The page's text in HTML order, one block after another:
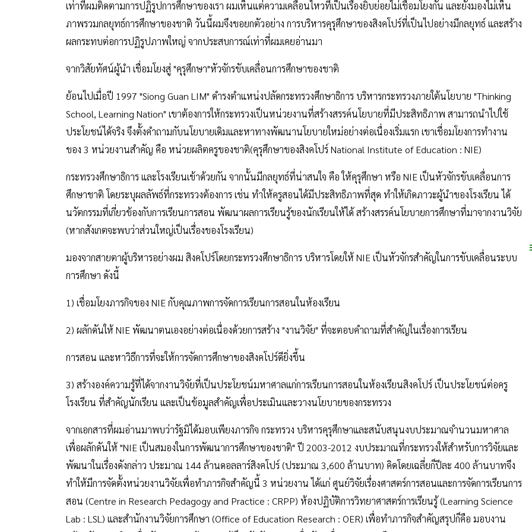
เท่าที่ผมติดตามการปฏิรูปการศึกษาของเรา ผมเห็นแต่ความเคลื่อนไหวที่เป็นเรื่องยิบย่อยไม่เชื่อมโยงกัน และยังมองไม่เห็น
ภาพรวมกลยุทธ์การศึกษาของชาติ วันนี้ผมจึงขอยกตัวอย่าง การบริหารคุรุศึกษาของสิงคโปร์ที่เป็นไปอย่างมีกลยุทธ์ และสร้าง
ผลกระทบต่อการปฏิรูปภาพใหญ่ จากประสบการณ์เท่าที่ผมเคยอ่านมา
จากวิสัยทัศน์ผู้นำ เชื่อมโยงสู่ "คุรุศึกษา"หัวจักรขับเคลื่อนการศึกษาของชาติ
ย้อนไปเมื่อปี 1997 "Siong Guan LIM" ดำรงตำแหน่งปลัดกระทรวงศึกษาธิการ บริหารกระทรวงภายใต้นโยบาย "Thinking
School, Learning Nation" เขาต้องการให้กระทรวงเป็นหน่วยงานที่สร้างสรรค์นโยบายที่มีประสิทธิภาพ สามารถนำไปใช้
ประโยชน์ได้จริง จึงตั้งคำถามกับนโยบายเดิมและหาทางพัฒนานโยบายใหม่อย่างต่อเนื่องเริ่มแรก เขาเชื่อมโยงการทำงาน
ของ 3 หน่วยงานสำคัญ คือ หน่วยผลิตครูของชาติ(คุรุศึกษาของสิงคโปร์ National Institute of Education : NIE)
กระทรวงศึกษาธิการ และโรงเรียนเข้าด้วยกัน จากนั้นมีกลยุทธ์ที่น่าสนใจ คือ ให้คุรุศึกษา หรือ NIE เป็นหัวจักรขับเคลื่อนการ
ศึกษาชาติ โดยระบุผลลัพธ์ที่กระทรวงต้องการ เช่น ทำให้ครูสอนได้มีประสิทธิภาพที่สุด ทำให้เกิดภาวะผู้นำของโรงเรียน ได้
นวัตกรรมที่เกี่ยวข้องกับการเรียนการสอน พัฒนาผลการเรียนรู้ของนักเรียนให้ได้ สร้างสรรค์นโยบายการศึกษาที่มาจากงานวิจัย
(หากสังเกตจะพบว่าส่วนใหญ่เป็นเรื่องของโรงเรียน)
มองจากสายตาผู้บริหารอย่างผม สิงคโปร์โดยกระทรวงศึกษาธิการ บริหารโดยให้ NIE เป็นหัวจักรสำคัญในการขับเคลื่อนระบบ
การศึกษา ดังนี้
1) เชื่อมโยงภารกิจของ NIE กับคุณภาพการจัดการเรียนการสอนในห้องเรียน
2) ผลักดันให้ NIE พัฒนาตนเองอย่างต่อเนื่องด้วยการสร้าง "งานวิจัย" ที่จะตอบคำถามที่สำคัญในเรื่องการเรียน
การสอน และหาวิธีการที่จะให้การจัดการศึกษาของสิงคโปร์ดียิ่งขึ้น
3) สร้างองค์ความรู้ที่ได้จากงานวิจัยที่เป็นประโยชน์มหาศาลแก่การเรียนการสอนในห้องเรียนสิงคโปร์ เป็นประโยชน์ต่อครู
โรงเรียน ที่สำคัญนักเรียน และเป็นข้อมูลสำคัญเพื่อประเมินและวางนโยบายของกระทรวง
จากเอกสารที่ผมอ่านมาพบว่ารัฐมิได้มอบเพียงภารกิจ กระทรวง บริหารคุรุศึกษาและสนับสนุนงบประมาณจำนวนมหาศาล
เพื่อผลักดันให้ "NIE เป็นสมองในการพัฒนาการศึกษาของชาติ" ปี 2003-2012 งบประมาณที่กระทรวงให้สำหรับการวิจัยและ
พัฒนาในเรื่องดังกล่าว ประมาณ 144 ล้านดอลลาร์สิงคโปร์ (ประมาณ 3,600 ล้านบาท) คิดโดยเฉลี่ยก็ปีละ 400 ล้านบาทจึง
ทำให้มีการจัดตั้งหน่วยงานวิจัยเพื่อทำภารกิจสำคัญนี้ 3 หน่วยงาน ได้แก่ ศูนย์วิจัยเรื่องศาสตร์การสอนและการจัดการเรียนการ
สอน (Centre in Research Pedagogy and Practice : CRPP) ห้องปฏิบัติการวิทยาศาสตร์การเรียนรู้ (Learning Science
Lab : LSL) และสำนักงานวิจัยการศึกษา (Office of Education Research : OER) เพื่อทำภารกิจสำคัญสรุปก็คือ มอบงาน